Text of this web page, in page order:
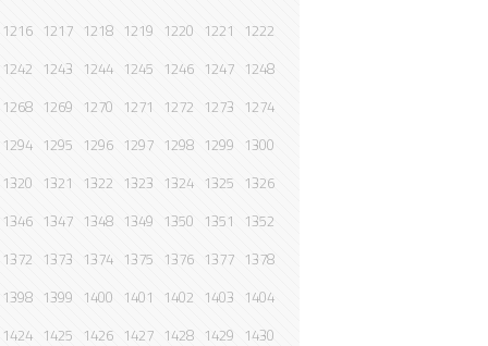
1216 1217 1218 1219 1220 1221 1222
1242 1243 1244 1245 1246 1247 1248
1268 1269 1270 1271 1272 1273 1274
1294 1295 1296 1297 1298 1299 1300
1320 1321 1322 1323 1324 1325 1326
1346 1347 1348 1349 1350 1351 1352
1372 1373 1374 1375 1376 1377 1378
1398 1399 1400 1401 1402 1403 1404
1424 1425 1426 1427 1428 1429 1430